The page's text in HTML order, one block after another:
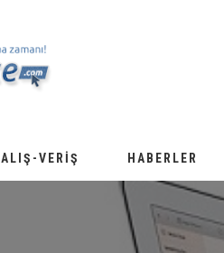
ALIŞ-VERIŞ HABERLER